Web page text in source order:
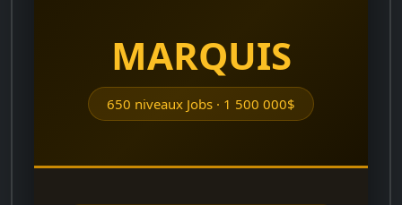
MARQUIS
650 niveaux Jobs · 1 500 000$